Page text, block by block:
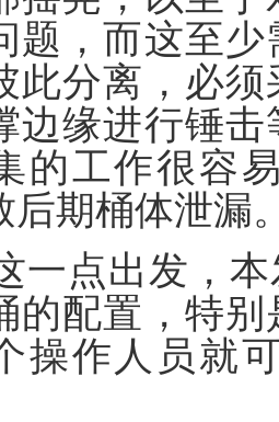
题，而这至
此分离，必
边缘进行锤
的工作很容
后期桶体泄漏
一点出发，
的配置，特
操作人员就